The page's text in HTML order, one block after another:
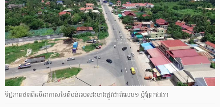
ទិដ្ឋភាព​ថត​ពី​លើ​អាកាស​នៃ​តំបន់​អម​សង​ខាង​ផ្លូវ​ជាតិ​លេខ​១ ម្ដុំ​ព្រែក​ឯង។